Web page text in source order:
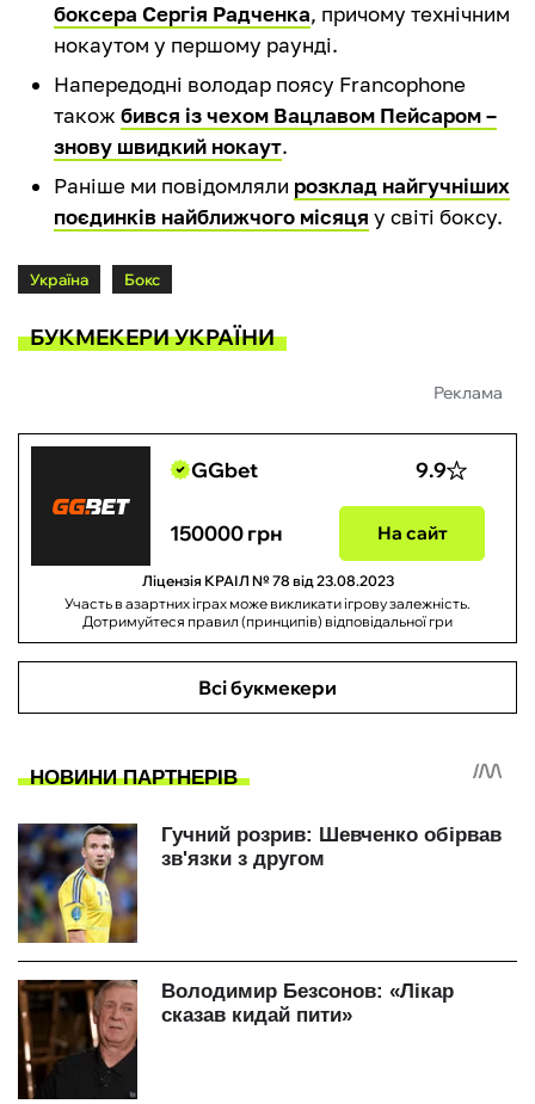
боксера Сергія Радченка, причому технічним
нокаутом у першому раунді.
Напередодні володар поясу Francophone
також бився із чехом Вацлавом Пейсаром –
знову швидкий нокаут.
Раніше ми повідомляли розклад найгучніших
поєдинків найближчого місяця у світі боксу.
Україна Бокс
БУКМЕКЕРИ УКРАЇНИ
Реклама
GGbet 9.9
150000 грн На сайт
Ліцензія КРАІЛ № 78 від 23.08.2023
Участь в азартних іграх може викликати ігрову залежність.
Дотримуйтеся правил (принципів) відповідальної гри
Всі букмекери